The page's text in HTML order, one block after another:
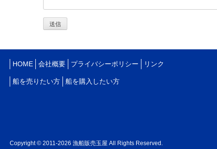
HOME 会社概要 プライバシーポリシー リンク
船を売りたい方 船を購入したい方
Copyright © 2011-2026 漁船販売玉屋 All Rights Reserved.